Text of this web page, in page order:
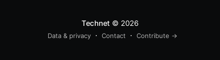
площадок.Пользователи, сохраняя
Technet © 2026
Data & privacy Contact Contribute →